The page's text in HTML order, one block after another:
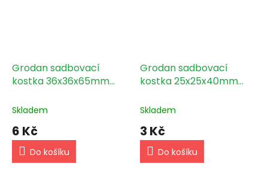
Grodan sadbovací
kostka 36x36x65mm
1ks
Skladem
6 Kč
Do košíku
Grodan sadbovací
kostka 25x25x40mm
1ks
Skladem
3 Kč
Do košíku